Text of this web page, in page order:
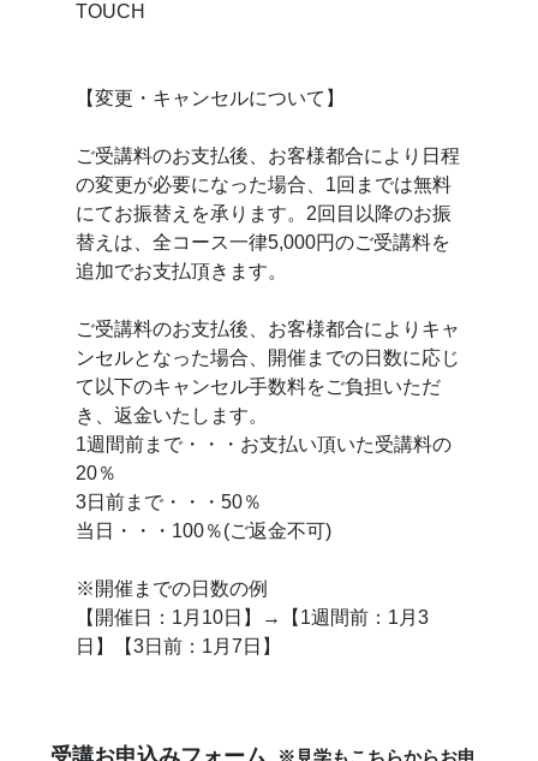
TOUCH
【変更・キャンセルについて】
ご受講料のお支払後、お客様都合により日程
の変更が必要になった場合、1回までは無料
にてお振替えを承ります。2回目以降のお振
替えは、全コース一律5,000円のご受講料を
追加でお支払頂きます。
ご受講料のお支払後、お客様都合によりキャ
ンセルとなった場合、開催までの日数に応じ
て以下のキャンセル手数料をご負担いただ
き、返金いたします。
1週間前まで・・・お支払い頂いた受講料の
20％
3日前まで・・・50％
当日・・・100％(ご返金不可)
※開催までの日数の例
【開催日：1月10日】→【1週間前：1月3
日】【3日前：1月7日】
受講お申込みフォーム
※見学もこちらからお申